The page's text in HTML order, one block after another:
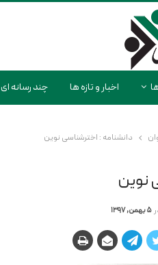
اخبار و تازه ها چند رسانه ای
دانشنامه : اخترشناسی نوین
نوین
5 بهمن, 1397